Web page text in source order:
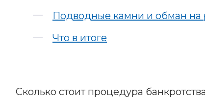
Подводные камни и обман на
Что в итоге
Сколько стоит процедура